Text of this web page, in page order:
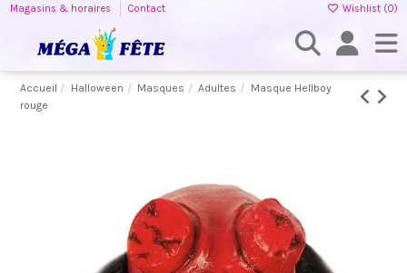
Magasins & horaires Contact Wishlist (0)
Accueil Halloween Masques Adultes
Masque Hellboy
rouge